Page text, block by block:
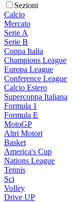
Sezioni
Calcio
Mercato
Serie A
Serie B
Coppa Italia
Champions League
Europa League
Conference League
Calcio Estero
Supercoppa Italiana
Formula 1
Formula E
MotoGP
Altri Motori
Basket
America's Cup
Nations League
Tennis
Sci
Volley
Drive UP